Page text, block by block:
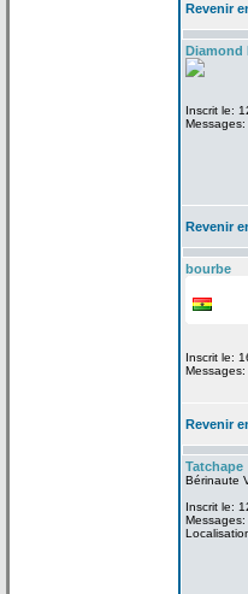
Revenir
Diamond
Inscrit le:
Messages:
Revenir
bourbe
Inscrit le:
Messages:
Revenir
Tatchape
Bérinaute
Inscrit le:
Messages: